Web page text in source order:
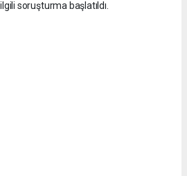
soruşturma başlatıldı.